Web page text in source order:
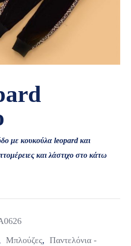
με κουκούλα leopard και
και λάστιχο στο κάτω
Μπλούζες, Παντελόνια -